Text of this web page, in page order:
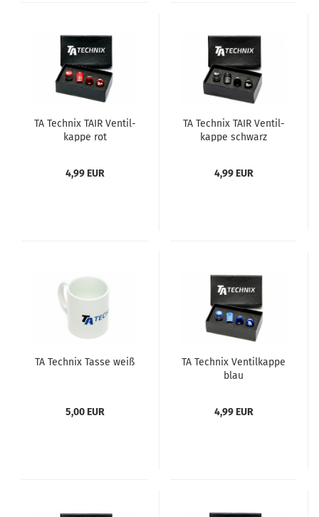
TA Tech­nix TAIR Ven­til­
kap­pe rot
4,99 EUR
TA Tech­nix TAIR Ven­til­
kap­pe schwarz
4,99 EUR
TA Tech­nix Tasse weiß
5,00 EUR
TA Tech­nix Ven­til­kap­pe
blau
4,99 EUR